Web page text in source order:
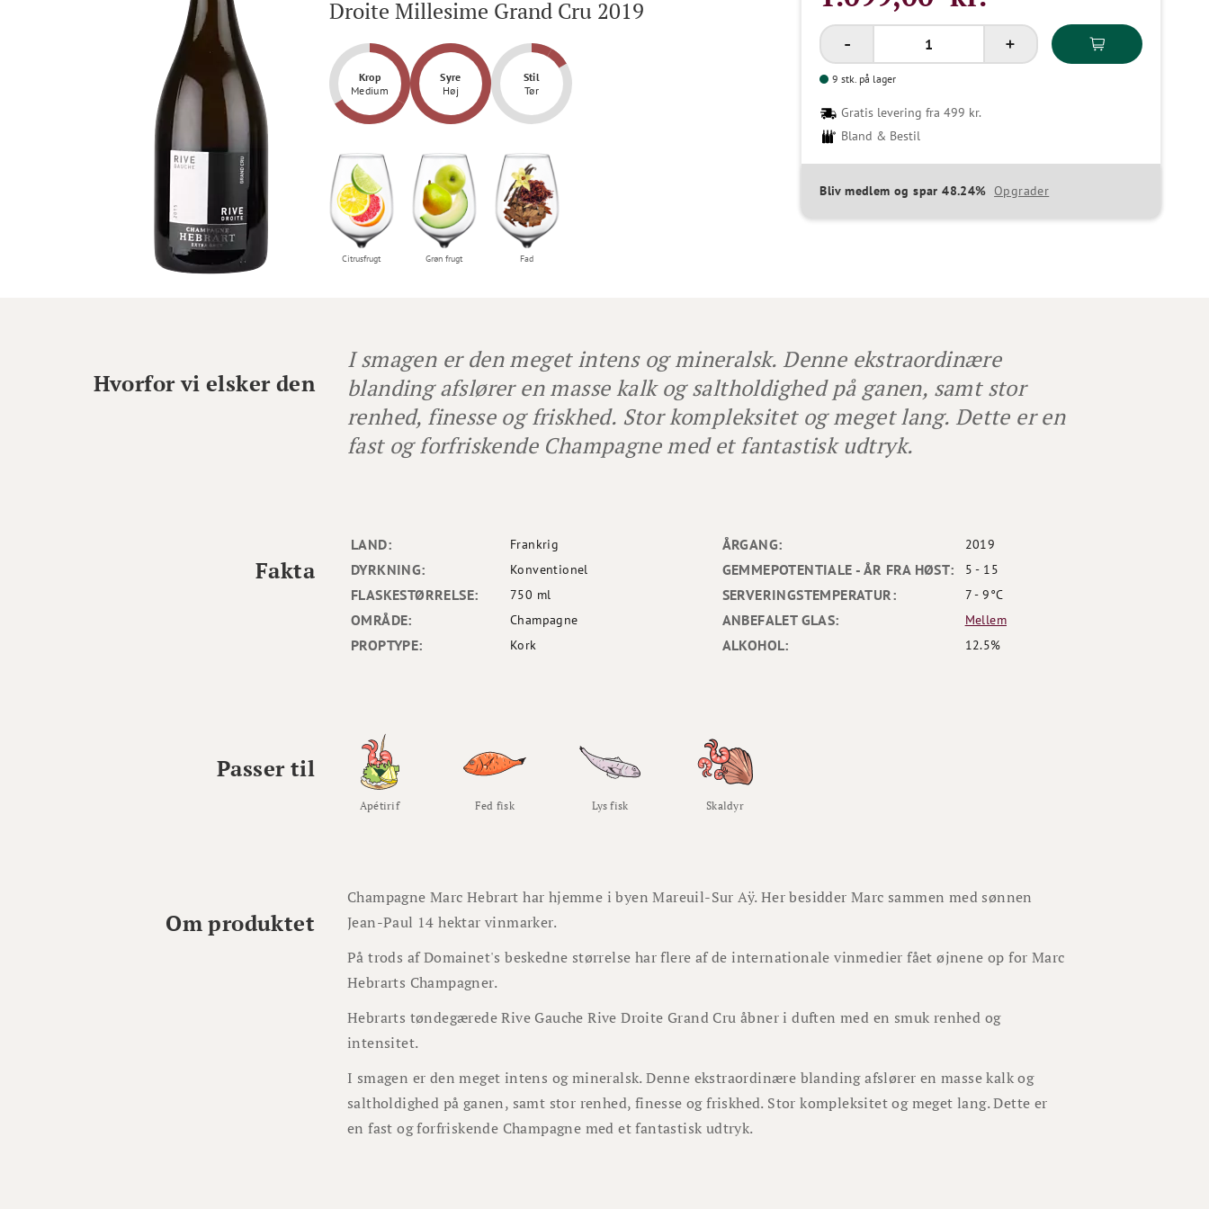
Droite Millesime Grand Cru 2019
Krop
Medium
Syre
Høj
Stil
Tør
Citrusfrugt Grøn frugt Fad
Gratis levering fra 499 kr.
Bland & Bestil
9 stk. på lager
Bliv medlem og spar 48.24% Opgrader
Hvorfor vi elsker den
I smagen er den meget intens og mineralsk. Denne ekstraordinære
blanding afslører en masse kalk og saltholdighed på ganen, samt stor
renhed, finesse og friskhed. Stor kompleksitet og meget lang. Dette er en
fast og forfriskende Champagne med et fantastisk udtryk.
LAND: Frankrig
DYRKNING: Konventionel
FLASKESTØRRELSE: 750 ml
OMRÅDE: Champagne
PROPTYPE: Kork
ÅRGANG: 2019
GEMMEPOTENTIALE - ÅR FRA HØST: 5 - 15
SERVERINGSTEMPERATUR: 7 - 9°C
ANBEFALET GLAS: Mellem
ALKOHOL: 12.5%
Fakta
Passer til
Apétirif Fed fisk Lys fisk Skaldyr
Om produktet
Champagne Marc Hebrart har hjemme i byen Mareuil-Sur Aÿ. Her besidder Marc sammen med sønnen
Jean-Paul 14 hektar vinmarker.
På trods af Domainet's beskedne størrelse har flere af de internationale vinmedier fået øjnene op for Marc
Hebrarts Champagner.
Hebrarts tøndegærede Rive Gauche Rive Droite Grand Cru åbner i duften med en smuk renhed og
intensitet.
I smagen er den meget intens og mineralsk. Denne ekstraordinære blanding afslører en masse kalk og
saltholdighed på ganen, samt stor renhed, finesse og friskhed. Stor kompleksitet og meget lang. Dette er
en fast og forfriskende Champagne med et fantastisk udtryk.